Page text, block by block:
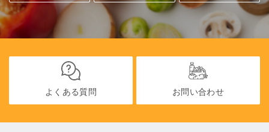
よくある質問 お問い合わせ